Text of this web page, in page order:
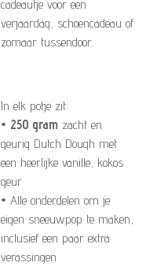
cadeautje voor een
verjaardag, schoencadeau of
zomaar tussendoor.
In elk potje zit:
• 250 gram zacht en
geurig Dutch Dough met
een heerlijke vanille, kokos
geur
• Alle onderdelen om je
eigen sneeuwpop te maken,
inclusief een paar extra
verassingen